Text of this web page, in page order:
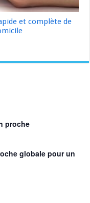
et complète de
proche
globale pour un